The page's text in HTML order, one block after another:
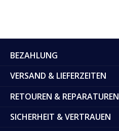
BEZAHLUNG
VERSAND & LIEFERZEITEN
RETOUREN & REPARATUREN
SICHERHEIT & VERTRAUEN